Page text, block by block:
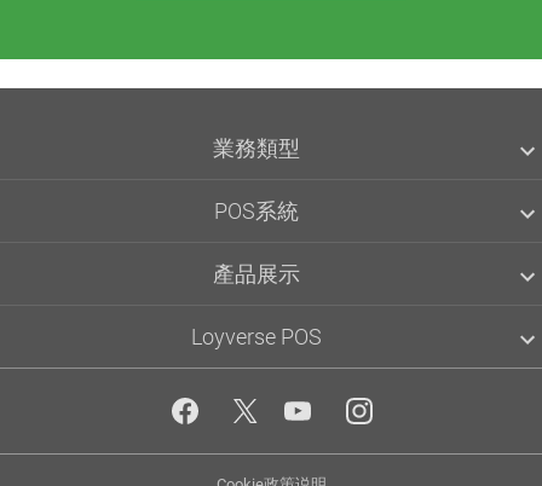
業務類型
POS系統
產品展示
儀表板
員工管理
Loyverse POS